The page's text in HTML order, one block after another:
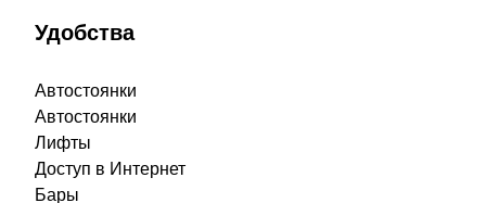
Удобства
Автостоянки
Автостоянки
Лифты
Доступ в Интернет
Бары